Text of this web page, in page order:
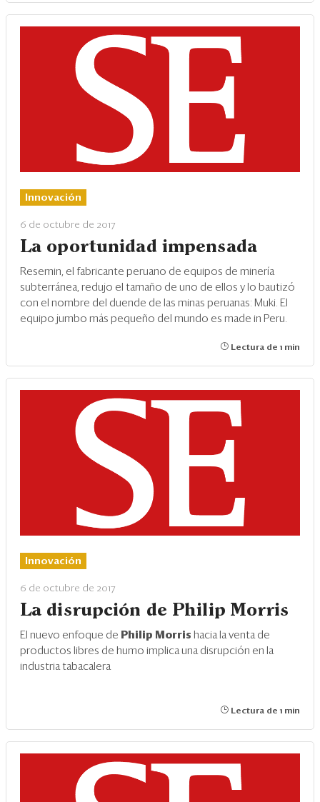
Innovación
6 de octubre de 2017
La oportunidad impensada
Resemin, el fabricante peruano de equipos de minería
subterránea, redujo el tamaño de uno de ellos y lo bautizó
con el nombre del duende de las minas peruanas: Muki. El
equipo jumbo más pequeño del mundo es made in Peru.
Lectura de 1 min
Innovación
6 de octubre de 2017
La disrupción de Philip Morris
El nuevo enfoque de Philip Morris hacia la venta de
productos libres de humo implica una disrupción en la
industria tabacalera
Lectura de 1 min